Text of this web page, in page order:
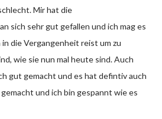
Mir hat die
sich sehr gut gefallen und ich mag es
die Vergangenheit reist um zu
wie sie nun mal heute sind. Auch
gut gemacht und es hat defintiv auch
und ich bin gespannt wie es